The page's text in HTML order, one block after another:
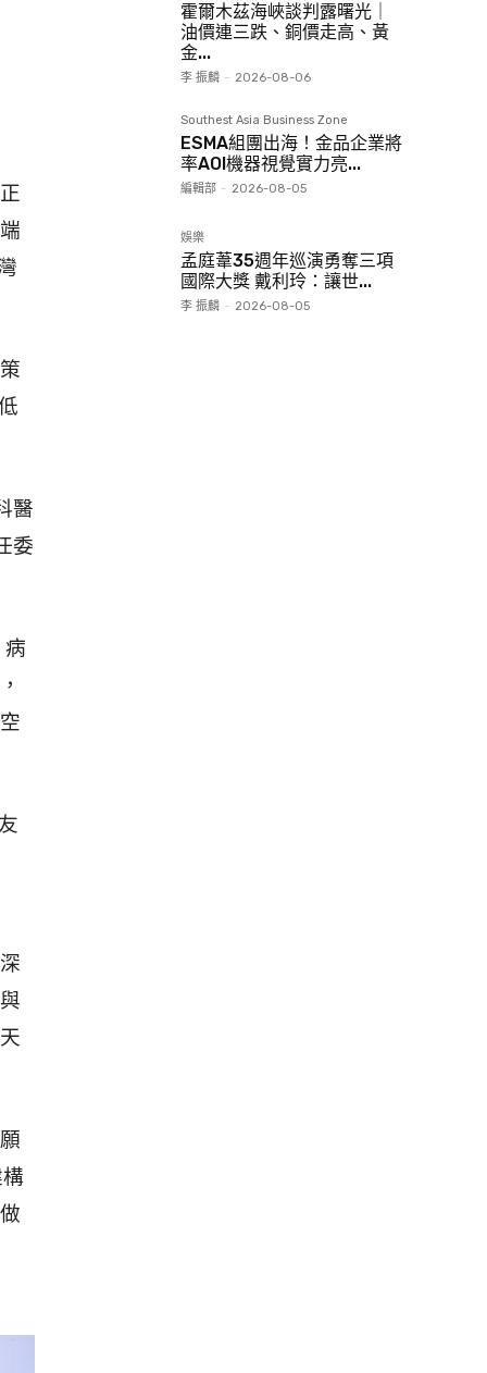
醫
委
病
霍爾木茲海峽談判露曙光｜
油價連三跌、銅價走高、黃
金...
李 振麟 - 2026-08-06
Southest Asia Business Zone
ESMA組團出海！金品企業將
率AOI機器視覺實力亮...
編輯部 - 2026-08-05
娛樂
孟庭葦35週年巡演勇奪三項
國際大獎 戴利玲：讓世...
李 振麟 - 2026-08-05